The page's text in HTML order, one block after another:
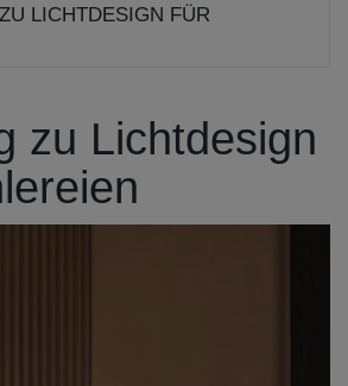
LICHTDESIGN FÜR
zu Lichtdesign